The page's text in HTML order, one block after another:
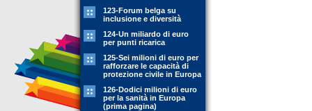
123-Forum belga su
inclusione e diversità
124-Un miliardo di euro
per punti ricarica
125-Sei milioni di euro per
rafforzare le capacità di
protezione civile in Europa
126-Dodici milioni di euro
per la sanità in Europa
(prima pagina)